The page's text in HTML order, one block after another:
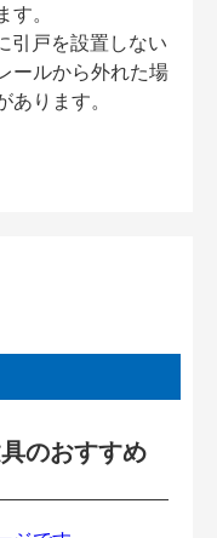
。
引戸を設置しない
ールから外れた場
ります。
のおすすめ